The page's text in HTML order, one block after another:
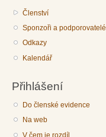
Členství
Sponzoři a podporovatelé
Odkazy
Kalendář
Přihlášení
Do členské evidence
Na web
V čem je rozdíl